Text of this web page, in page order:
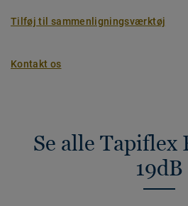
Tilføj til sammenligningsværktøj
Kontakt os
Se alle Tapiflex
19dB